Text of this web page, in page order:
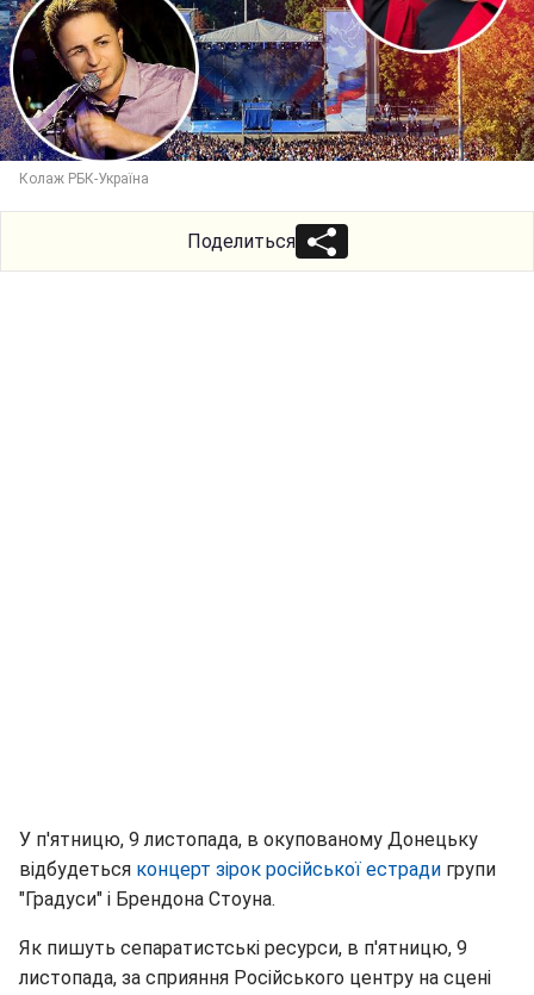
Колаж РБК-Україна
Поделиться
У п'ятницю, 9 листопада, в окупованому Донецьку
відбудеться концерт зірок російської естради групи
"Градуси" і Брендона Стоуна.
Як пишуть сепаратистські ресурси, в п'ятницю, 9
листопада, за сприяння Російського центру на сцені